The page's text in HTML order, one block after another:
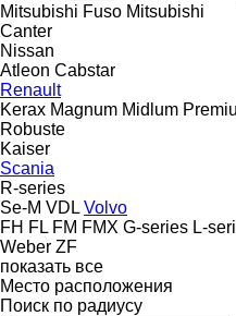
Mitsubishi Fuso Mitsubishi
Canter
Nissan
Atleon Cabstar
Renault
Kerax Magnum Midlum
Robuste
Kaiser
Scania
R-series
Se-M VDL Volvo
FH FL FM FMX G-series L-
Weber ZF
показать все
Место расположения
Поиск по радиусу